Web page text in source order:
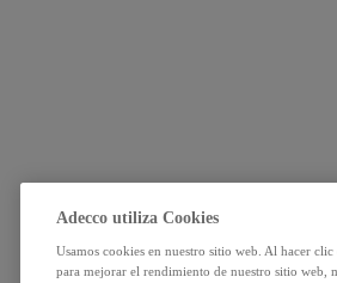
Adecco utiliza Cookies
Usamos cookies en nuestro sitio web. Al hacer
para mejorar el rendimiento de nuestro sitio web,